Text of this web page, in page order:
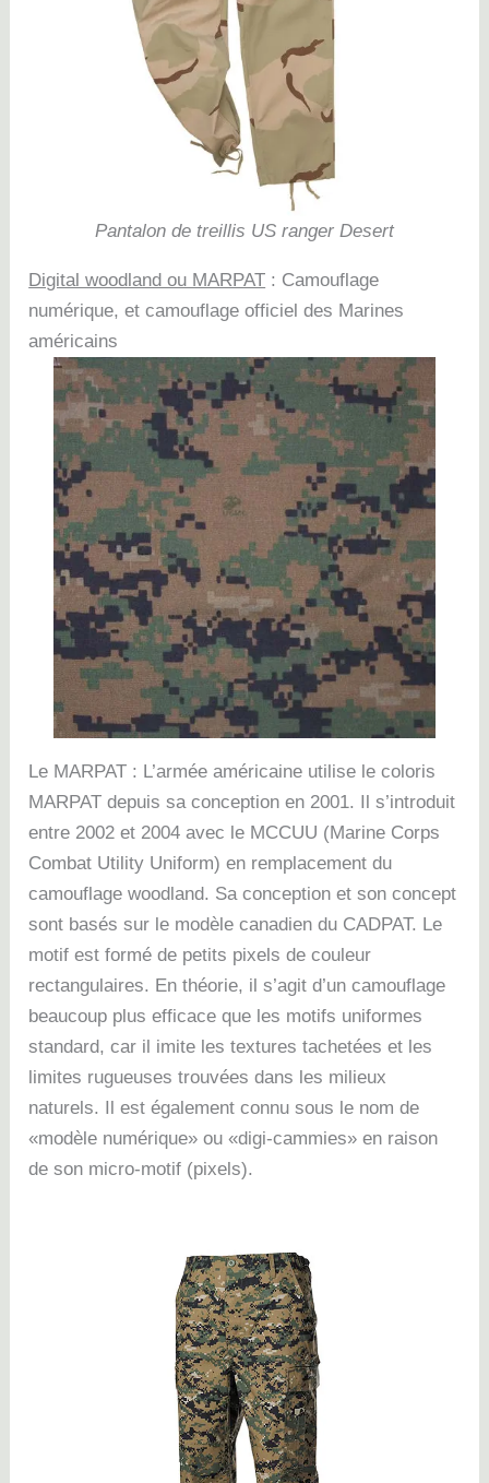
Pantalon de treillis US ranger Desert
Digital woodland ou MARPAT : Camouflage
numérique, et camouflage officiel des Marines
américains
Le MARPAT : L’armée américaine utilise le coloris
MARPAT depuis sa conception en 2001. Il s’introduit
entre 2002 et 2004 avec le MCCUU (Marine Corps
Combat Utility Uniform) en remplacement du
camouflage woodland. Sa conception et son concept
sont basés sur le modèle canadien du CADPAT. Le
motif est formé de petits pixels de couleur
rectangulaires. En théorie, il s’agit d’un camouflage
beaucoup plus efficace que les motifs uniformes
standard, car il imite les textures tachetées et les
limites rugueuses trouvées dans les milieux
naturels. Il est également connu sous le nom de
«modèle numérique» ou «digi-cammies» en raison
de son micro-motif (pixels).